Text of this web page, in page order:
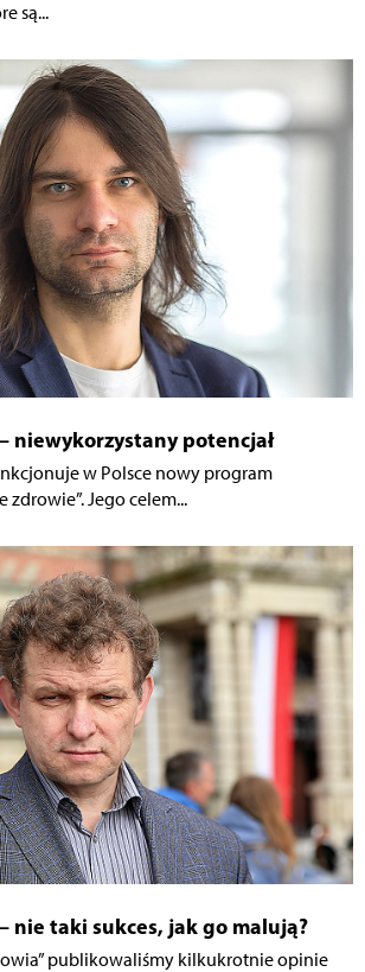
są...
niewykorzystany potencjał
w Polsce nowy program
zdrowie”. Jego celem...
nie taki sukces, jak go malują?
publikowaliśmy kilkukrotnie opinie